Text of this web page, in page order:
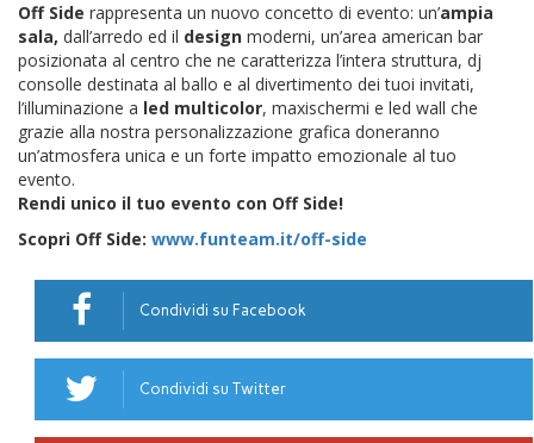
Off Side rappresenta un nuovo concetto di evento: un’ampia
sala, dall’arredo ed il design moderni, un’area american bar
posizionata al centro che ne caratterizza l’intera struttura, dj
consolle destinata al ballo e al divertimento dei tuoi invitati,
l’illuminazione a led multicolor, maxischermi e led wall che
grazie alla nostra personalizzazione grafica doneranno
un’atmosfera unica e un forte impatto emozionale al tuo
evento.
Rendi unico il tuo evento con Off Side!
Scopri Off Side: www.funteam.it/off-side
Condividi su Facebook
Condividi su Twitter